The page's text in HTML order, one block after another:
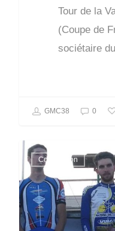
Tour de la
(Coupe de
sociétaire
GMC38 0
Compétition